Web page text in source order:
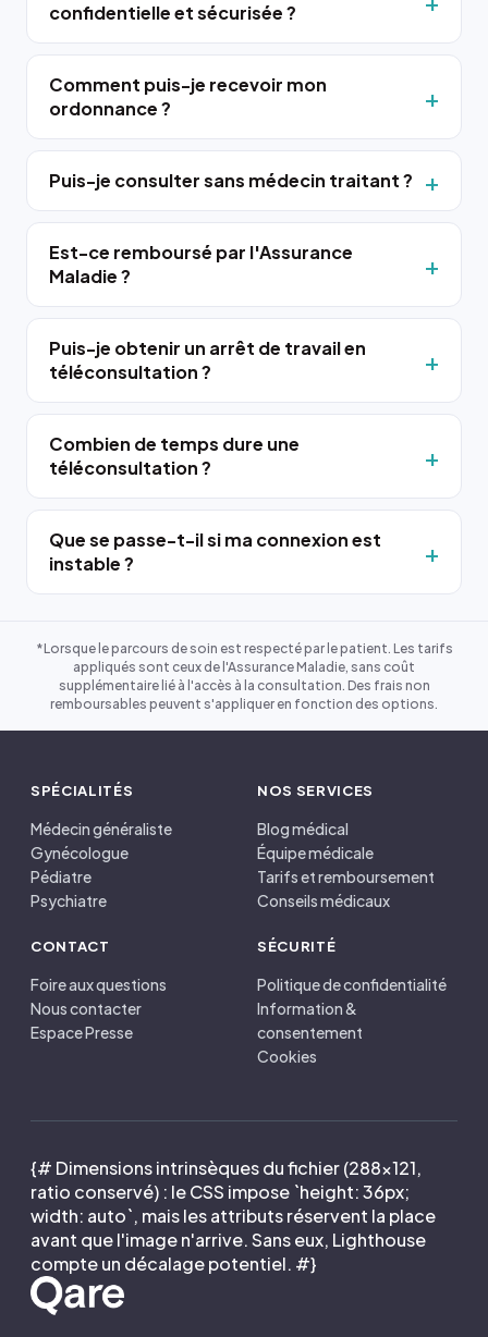
confidentielle et sécurisée ?
Comment puis-je recevoir mon
ordonnance ?
Puis-je consulter sans médecin traitant ?
Est-ce remboursé par l'Assurance
Maladie ?
Puis-je obtenir un arrêt de travail en
téléconsultation ?
Combien de temps dure une
téléconsultation ?
Que se passe-t-il si ma connexion est
instable ?
*Lorsque le parcours de soin est respecté par le patient. Les tarifs
appliqués sont ceux de l'Assurance Maladie, sans coût
supplémentaire lié à l'accès à la consultation. Des frais non
remboursables peuvent s'appliquer en fonction des options.
SPÉCIALITÉS
Médecin généraliste
Gynécologue
Pédiatre
Psychiatre
NOS SERVICES
Blog médical
Équipe médicale
Tarifs et remboursement
Conseils médicaux
CONTACT
Foire aux questions
Nous contacter
Espace Presse
SÉCURITÉ
Politique de confidentialité
Information &
consentement
Cookies
{# Dimensions intrinsèques du fichier (288×121,
ratio conservé) : le CSS impose `height: 36px;
width: auto`, mais les attributs réservent la place
avant que l'image n'arrive. Sans eux, Lighthouse
compte un décalage potentiel. #}